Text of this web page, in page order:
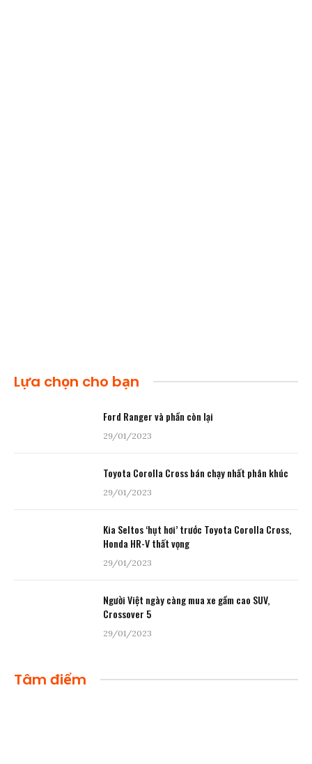
Lựa chọn cho bạn
Ford Ranger và phần còn lại
29/01/2023
Toyota Corolla Cross bán chạy nhất phân khúc
29/01/2023
Kia Seltos ‘hụt hơi’ trước Toyota Corolla Cross,
Honda HR-V thất vọng
29/01/2023
Người Việt ngày càng mua xe gầm cao SUV,
Crossover 5
29/01/2023
Tâm điểm